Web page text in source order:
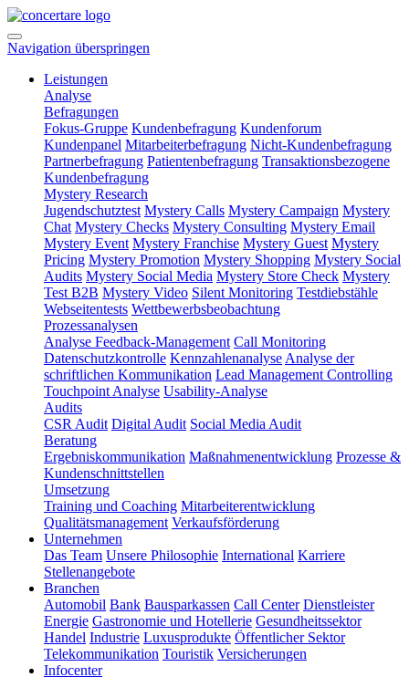
Navigation überspringen
Leistungen
Analyse
Befragungen
Fokus-Gruppe Kundenbefragung Kundenforum
Kundenpanel Mitarbeiterbefragung Nicht-Kundenbefragung
Partnerbefragung Patientenbefragung Transaktionsbezogene
Kundenbefragung
Mystery Research
Jugendschutztest Mystery Calls Mystery Campaign Mystery
Chat Mystery Checks Mystery Consulting Mystery Email
Mystery Event Mystery Franchise Mystery Guest Mystery
Pricing Mystery Promotion Mystery Shopping Mystery Social
Audits Mystery Social Media Mystery Store Check Mystery
Test B2B Mystery Video Silent Monitoring Testdiebstähle
Webseitentests Wettbewerbsbeobachtung
Prozessanalysen
Analyse Feedback-Management Call Monitoring
Datenschutzkontrolle Kennzahlenanalyse Analyse der
schriftlichen Kommunikation Lead Management Controlling
Touchpoint Analyse Usability-Analyse
Audits
CSR Audit Digital Audit Social Media Audit
Beratung
Ergebniskommunikation Maßnahmenentwicklung Prozesse &
Kundenschnittstellen
Umsetzung
Training und Coaching Mitarbeiterentwicklung
Qualitätsmanagement Verkaufsförderung
Unternehmen
Das Team Unsere Philosophie International Karriere
Stellenangebote
Branchen
Automobil Bank Bausparkassen Call Center Dienstleister
Energie Gastronomie und Hotellerie Gesundheitssektor
Handel Industrie Luxusprodukte Öffentlicher Sektor
Telekommunikation Touristik Versicherungen
Infocenter